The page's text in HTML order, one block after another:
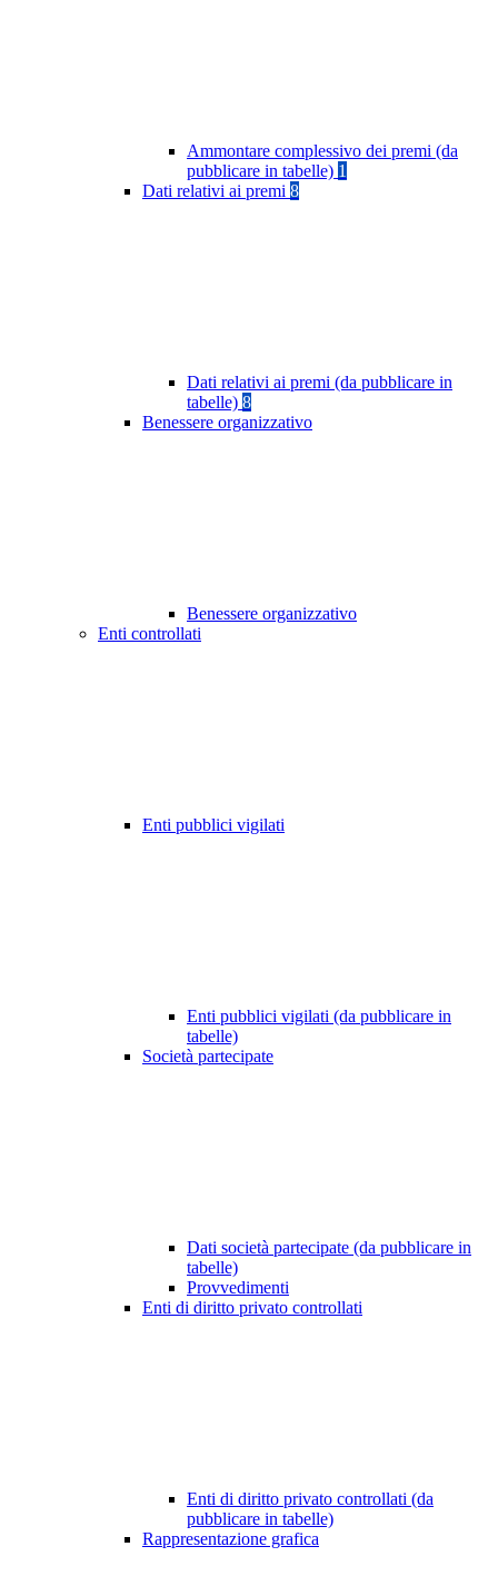
Ammontare complessivo dei premi (da
pubblicare in tabelle) 1
Dati relativi ai premi 8
Dati relativi ai premi (da pubblicare in
tabelle) 8
Benessere organizzativo
Benessere organizzativo
Enti controllati
Enti pubblici vigilati
Enti pubblici vigilati (da pubblicare in
tabelle)
Società partecipate
Dati società partecipate (da pubblicare in
tabelle)
Provvedimenti
Enti di diritto privato controllati
Enti di diritto privato controllati (da
pubblicare in tabelle)
Rappresentazione grafica